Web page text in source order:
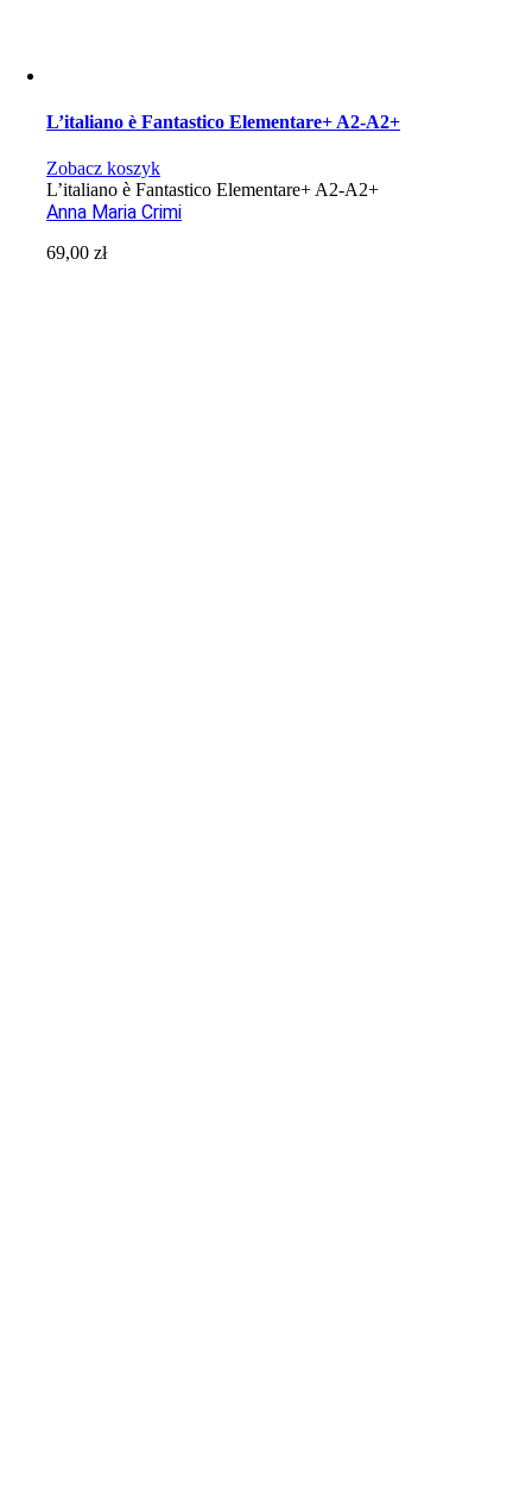
L’italiano è Fantastico Elementare+ A2-A2+
Zobacz koszyk
L’italiano è Fantastico Elementare+ A2-A2+
Anna Maria Crimi
69,00zł